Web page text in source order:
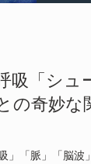
吸「シュー
の奇妙な関
」「脈」「脳波」